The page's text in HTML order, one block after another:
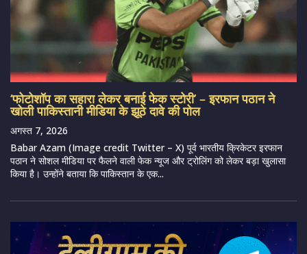
‘फोटोशॉप का सहारा लेकर बनाई फेक स्टोरी’ – इरफान पठान ने
खोली पाकिस्तानी मीडिया के झूठे दावे की पोल
अगस्त 7, 2026
Babar Azam (Image credit Twitter – X) पूर्व भारतीय क्रिकेटर इरफान
पठान ने सोशल मीडिया पर फैलने वाली फेक न्यूज और ट्रोलिंग को लेकर बड़ा खुलासा
किया है। उन्होंने बताया कि पाकिस्तान के एक...